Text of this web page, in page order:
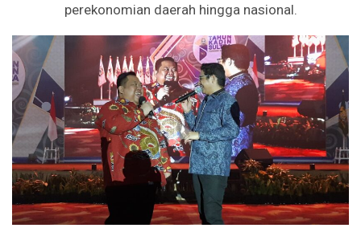
perekonomian daerah hingga nasional.